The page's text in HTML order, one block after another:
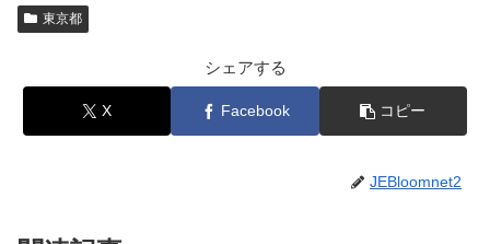
東京都
シェアする
X Facebook コピー
JEBloomnet2